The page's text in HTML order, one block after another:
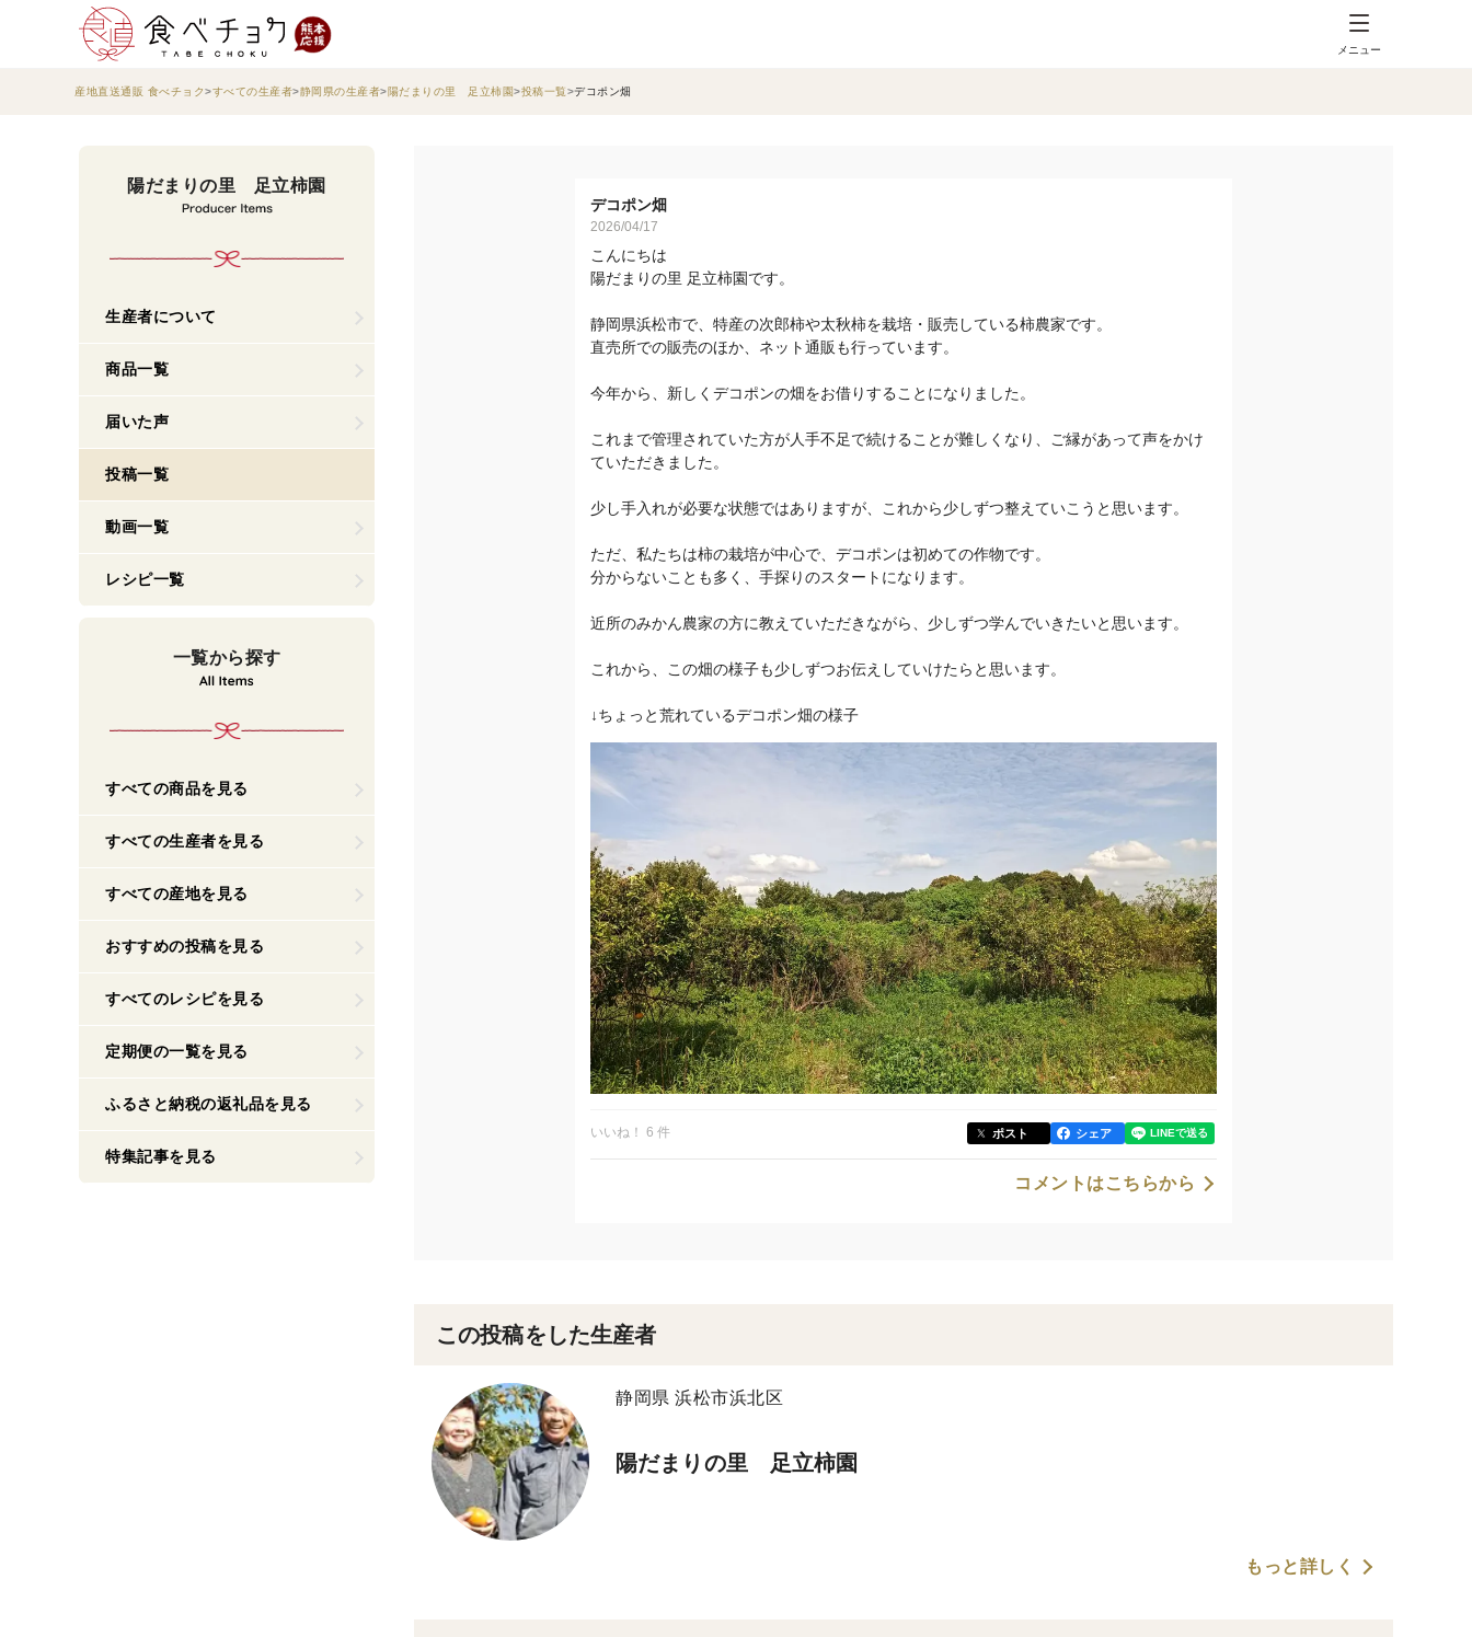
メニュー
産地直送通販 食べチョク すべての生産者 静岡県の生産者 陽だまりの里 足立柿園 投稿一覧 デコポン畑
陽だまりの里 足立柿園
生産者について
商品一覧
届いた声
投稿一覧
動画一覧
レシピ一覧
一覧から探す
すべての商品を見る
すべての生産者を見る
すべての産地を見る
おすすめの投稿を見る
すべてのレシピを見る
定期便の一覧を見る
ふるさと納税の返礼品を見る
特集記事を見る
デコポン畑
2026/04/17
こんにちは
陽だまりの里 足立柿園です。
静岡県浜松市で、特産の次郎柿や太秋柿を栽培・販売している柿農家です。
直売所での販売のほか、ネット通販も行っています。
今年から、新しくデコポンの畑をお借りすることになりました。
これまで管理されていた方が人手不足で続けることが難しくなり、ご縁があって声をかけ
ていただきました。
少し手入れが必要な状態ではありますが、これから少しずつ整えていこうと思います。
ただ、私たちは柿の栽培が中心で、デコポンは初めての作物です。
分からないことも多く、手探りのスタートになります。
近所のみかん農家の方に教えていただきながら、少しずつ学んでいきたいと思います。
これから、この畑の様子も少しずつお伝えしていけたらと思います。
↓ちょっと荒れているデコポン畑の様子
いいね！ 6 件 ポスト シェア
コメントはこちらから
この投稿をした生産者
静岡県 浜松市浜北区
陽だまりの里 足立柿園
もっと詳しく